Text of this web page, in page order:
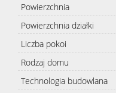
Powierzchnia
Powierzchnia działki
Liczba pokoi
Rodzaj domu
Technologia budowlana